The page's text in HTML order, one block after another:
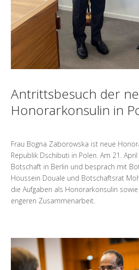
Antrittsbesuch der
Honorarkonsulin in
Frau Bogna Zaborowska ist neue
Republik Dschibuti in Polen. Am 21.
Botschaft in Berlin und besprach mit
Houssein Douale und Botschaftsrat
die Aufgaben als Honorarkonsulin
engeren Zusammenarbeit.